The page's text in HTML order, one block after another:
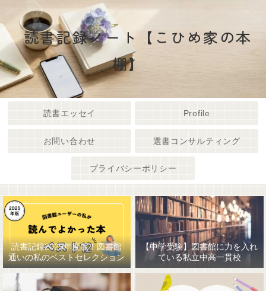
読書記録ノート【こひめ家の本
棚】
読書エッセイ Profile
お問い合わせ 選書コンサルティング
プライバシーポリシー
読書記録2025年度版！図書館
通いの私のベストセレクション
【中学受験】図書館に力を入れ
ている私立中高一貫校